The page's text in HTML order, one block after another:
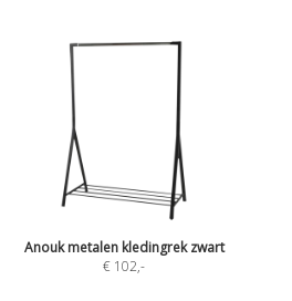
Anouk metalen kledingrek zwart
€ 102,-